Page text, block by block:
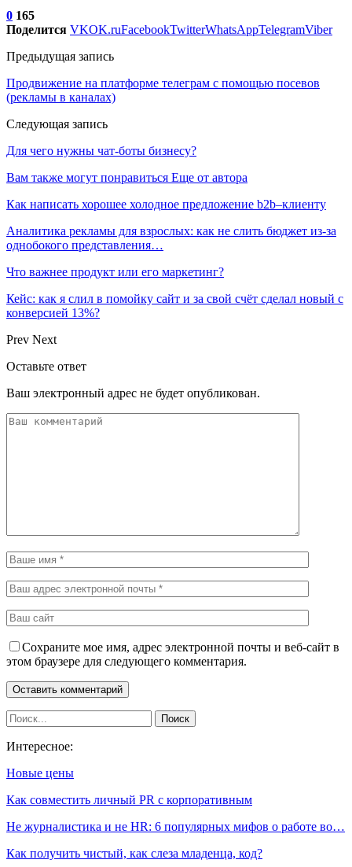
0 165
Поделится VKOK.ruFacebookTwitterWhatsAppTelegramViber
Предыдущая запись
Продвижение на платформе телеграм с помощью посевов
(рекламы в каналах)
Следующая запись
Для чего нужны чат-боты бизнесу?
Вам также могут понравиться Еще от автора
Как написать хорошее холодное предложение b2b–клиенту
Аналитика рекламы для взрослых: как не слить бюджет из-за
однобокого представления…
Что важнее продукт или его маркетинг?
Кейс: как я слил в помойку сайт и за свой счёт сделал новый с
конверсией 13%?
Prev Next
Оставьте ответ
Ваш электронный адрес не будет опубликован.
Сохраните мое имя, адрес электронной почты и веб-сайт в
этом браузере для следующего комментария.
Интересное:
Новые цены
Как совместить личный PR с корпоративным
Не журналистика и не HR: 6 популярных мифов о работе во…
Как получить чистый, как слеза младенца, код?